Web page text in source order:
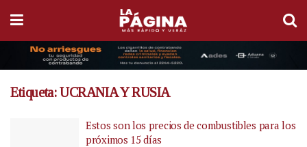
Etiqueta:UCRANIA Y RUSIA
Estos son los precios de combustibles para los
próximos 15 días